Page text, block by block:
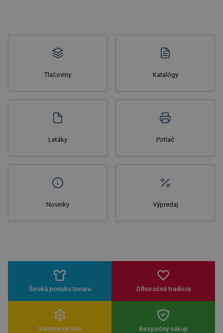
Tlačoviny Katalógy
Letáky Potlač
Novinky Výpredaj
Široká ponuka tovaru Dlhoročná tradícia
Vlastná výroba Bezpečný nákup